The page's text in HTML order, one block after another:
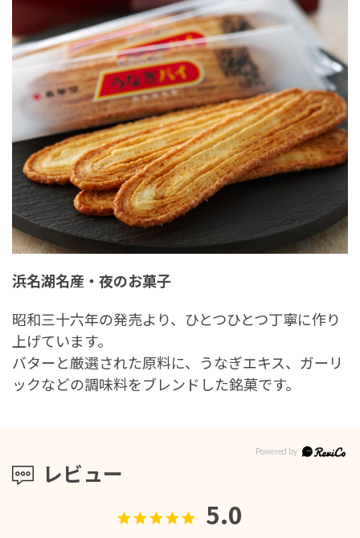
浜名湖名産・夜のお菓子
昭和三十六年の発売より、ひとつひとつ丁寧に作り
上げています。
バターと厳選された原料に、うなぎエキス、ガーリ
ックなどの調味料をブレンドした銘菓です。
レビュー
5.0